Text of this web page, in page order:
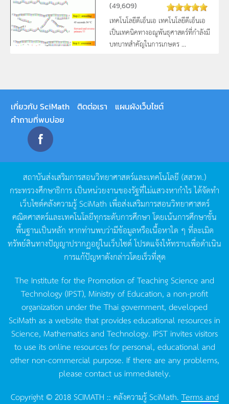
(49,609)
เทคโนโลยีดีเอ็นเอ เทคโนโลยีดีเอ็นเอ
เป็นเทคนิคทางอณูพันธุศาสตร์ที่กำลังมี
บทบาทสำคัญในการเกษตร ...
เกี่ยวกับ SciMath ติดต่อเรา
แผนผังเว็บไซต์
คำถามที่พบบ่อย
สถาบันส่งเสริมการสอนวิทยาศาสตร์และเทคโนโลยี (สสวท.)
กระทรวงศึกษาธิการ เป็นหน่วยงานของรัฐที่ไม่แสวงหากำไรได้จัดทำ
เว็บไซต์คลังความรู้SciMath เพื่อส่งเสริมการสอนวิทยาศาสตร์
คณิตศาสตร์และเทคโนโลยีทุกระดับการศึกษา โดยเน้นการศึกษาขั้น
พื้นฐานเป็นหลัก หากท่านพบว่ามีข้อมูลหรือเนื้อหาใด ๆ ที่ละเมิด
ทรัพย์สินทางปัญญาปรากฏอยู่ในเว็บไซต์โปรดแจ้งให้ทราบเพื่อดำเนิน
การแก้ปัญหาดังกล่าวโดยเร็วที่สุด
The Institute for the Promotion of Teaching Science and
Technology (IPST), Ministry of Education, a non-profit
organization under the Thai government, developed
SciMath as a website that provides educational resources in
Science, Mathematics and Technology. IPST invites visitors
to use its online resources for personal, educational and
other non-commercial purpose. If there are any problems,
please contact us immediately.
Copyright © 2018 SCIMATH :: คลังความรู้ SciMath.Terms and